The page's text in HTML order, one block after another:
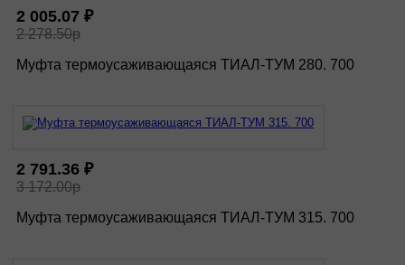
2 005.07 ₽
2 278.50р
Муфта термоусаживающаяся ТИАЛ-ТУМ 280. 700
2 791.36 ₽
3 172.00р
Муфта термоусаживающаяся ТИАЛ-ТУМ 315. 700